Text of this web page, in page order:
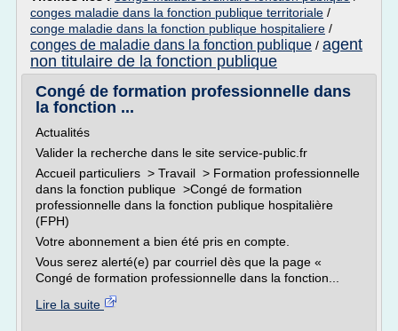
conges maladie dans la fonction publique territoriale /
conge maladie dans la fonction publique hospitaliere /
conges de maladie dans la fonction publique / agent
non titulaire de la fonction publique
Congé de formation professionnelle dans
la fonction ...
Actualités
Valider la recherche dans le site service-public.fr
Accueil particuliers > Travail > Formation professionnelle
dans la fonction publique >Congé de formation
professionnelle dans la fonction publique hospitalière
(FPH)
Votre abonnement a bien été pris en compte.
Vous serez alerté(e) par courriel dès que la page «
Congé de formation professionnelle dans la fonction...
Lire la suite